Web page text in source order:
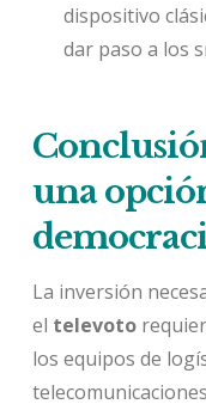
dispositivo
dar paso a los
una
La inversión
el televoto
los equipos de